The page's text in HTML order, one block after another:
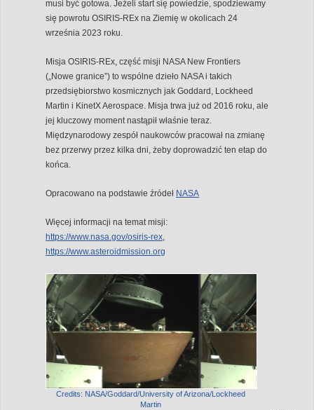
musi być gotowa. Jeżeli start się powiedzie, spodziewamy
się powrotu OSIRIS-REx na Ziemię w okolicach 24
września 2023 roku.
Misja OSIRIS-REx, część misji NASA New Frontiers
(„Nowe granice”) to wspólne dzieło NASA i takich
przedsiębiorstwo kosmicznych jak Goddard, Lockheed
Martin i KinetX Aerospace. Misja trwa już od 2016 roku, ale
jej kluczowy moment nastąpił właśnie teraz.
Międzynarodowy zespół naukowców pracował na zmianę
bez przerwy przez kilka dni, żeby doprowadzić ten etap do
końca.
Opracowano na podstawie źródeł NASA
Więcej informacji na temat misji:
https://www.nasa.gov/osiris-rex
https://www.asteroidmission.org
Credits: NASA/Goddard/University of Arizona/Lockheed
Martin